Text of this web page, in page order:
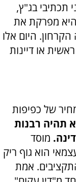
בג"ץ,
מפרקת את
היום אלו
או דיינות
של כפיפות
תהיה רבנות
מוסד
הוא גוף ריק
אמת